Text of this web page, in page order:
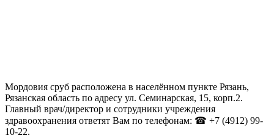
Мордовия сруб расположена в населённом пункте Рязань,
Рязанская область по адресу ул. Семинарская, 15, корп.2.
Главный врач/директор и сотрудники учреждения
здравоохранения ответят Вам по телефонам: ☎ +7 (4912) 99-
10-22.